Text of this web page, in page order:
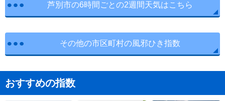
芦別市の6時間ごとの2週間天気はこちら
その他の市区町村の風邪ひき指数
おすすめの指数